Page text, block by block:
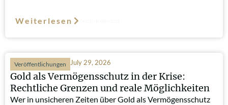
Weiterlesen
Veröffentlichungen July 29, 2026
Gold als Vermögensschutz in der Krise:
Rechtliche Grenzen und reale Möglichkeiten
Wer in unsicheren Zeiten über Gold als Vermögensschutz